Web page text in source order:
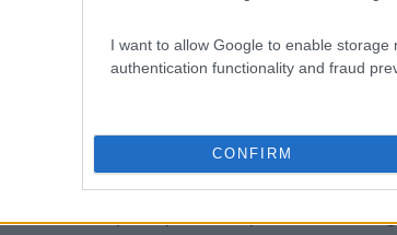
I want to allow Google to enable storage
authentication functionality and fraud
CONFIRM
il numero di visitatori possa
delle entrate per il settore turistico e
locali avranno l’opportunità di
vedranno un aumento della visibilità
le olimpiadi possono portare a un